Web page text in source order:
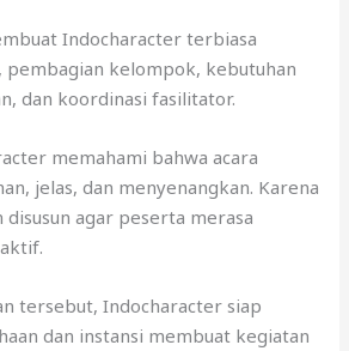
Indocharacter terbiasa
kelompok, kebutuhan
dan koordinasi fasilitator.
memahami bahwa acara
jelas, dan menyenangkan. Karena
agar peserta merasa
tersebut, Indocharacter siap
dan instansi membuat kegiatan